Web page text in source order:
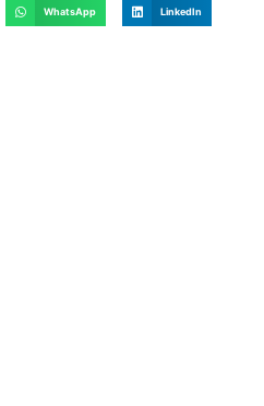
WhatsApp LinkedIn